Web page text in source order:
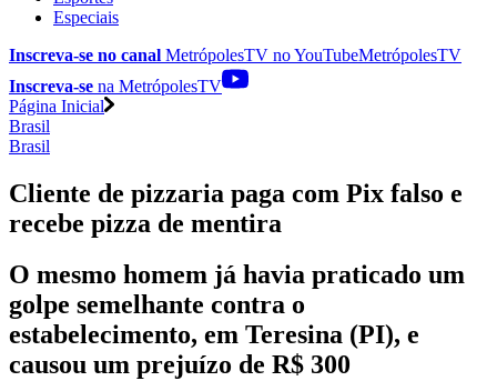
Especiais
Inscreva-se no canal MetrópolesTV noYouTubeMetrópolesTV
Inscreva-se na MetrópolesTV
Página Inicial
Brasil
Brasil
Cliente de pizzaria paga com Pix falso e
recebe pizza de mentira
O mesmo homem já havia praticado um
golpe semelhante contra o
estabelecimento, em Teresina (PI), e
causou um prejuízo de R$ 300